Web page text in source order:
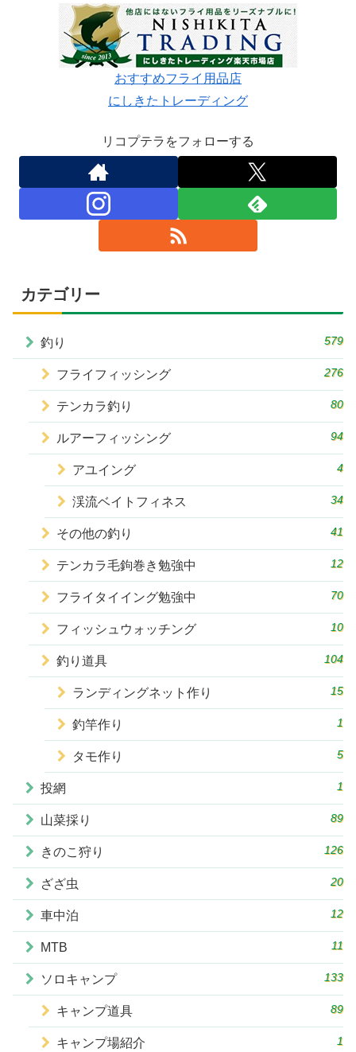
おすすめフライ用品店
にしきたトレーディング
リコプテラをフォローする
カテゴリー
釣り 579
フライフィッシング 276
テンカラ釣り 80
ルアーフィッシング 94
アユイング 4
渓流ベイトフィネス 34
その他の釣り 41
テンカラ毛鉤巻き勉強中 12
フライタイイング勉強中 70
フィッシュウォッチング 10
釣り道具 104
ランディングネット作り 15
釣竿作り 1
タモ作り 5
投網 1
山菜採り 89
きのこ狩り 126
ざざ虫 20
車中泊 12
MTB 11
ソロキャンプ 133
キャンプ道具 89
キャンプ場紹介 1